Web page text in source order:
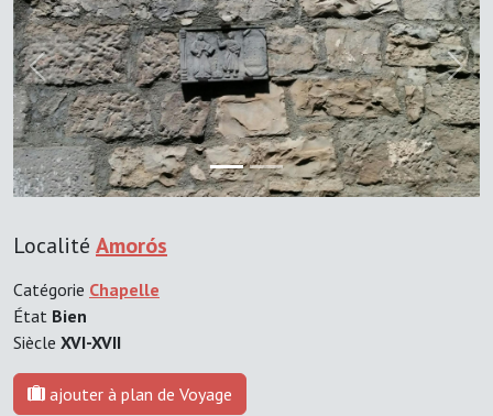
Previous Next
Localité Amorós
Catégorie Chapelle
État Bien
Siècle XVI-XVII
ajouter à plan de Voyage